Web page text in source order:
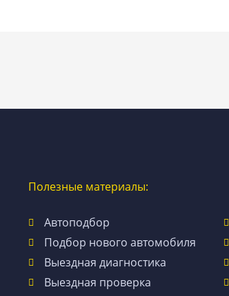
Полезные материалы:
Автоподбор
Подбор нового автомобиля
Выездная диагностика
Выездная проверка